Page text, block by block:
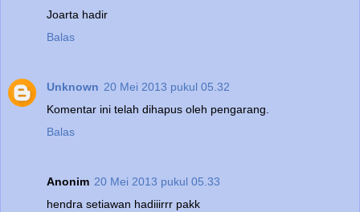
Joarta hadir
Balas
Unknown 20 Mei 2013 pukul 05.32
Komentar ini telah dihapus oleh pengarang.
Balas
Anonim 20 Mei 2013 pukul 05.33
hendra setiawan hadiiirrr pakk